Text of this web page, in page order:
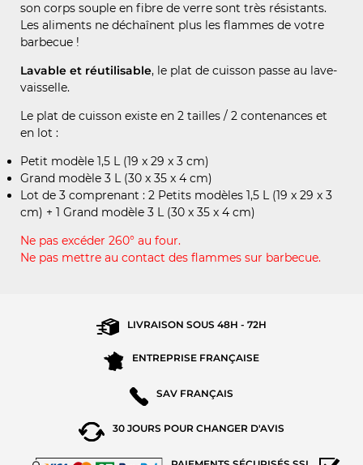
son corps souple en fibre de verre sont très résistants.
Les aliments ne déchaînent plus les flammes de votre
barbecue !
Lavable et réutilisable, le plat de cuisson passe au lave-
vaisselle.
Le plat de cuisson existe en 2 tailles / 2 contenances et
en lot :
Petit modèle 1,5 L (19 x 29 x 3 cm)
Grand modèle 3 L (30 x 35 x 4 cm)
Lot de 3 comprenant : 2 Petits modèles 1,5 L (19 x 29 x 3
cm) + 1 Grand modèle 3 L (30 x 35 x 4 cm)
Ne pas excéder 260° au four.
Ne pas mettre au contact des flammes sur barbecue.
LIVRAISON SOUS48H - 72H
ENTREPRISE FRANÇAISE
SAV FRANÇAIS
30 JOURS POUR CHANGER D'AVIS